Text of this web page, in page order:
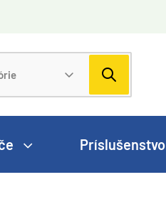
Príslušenstvo